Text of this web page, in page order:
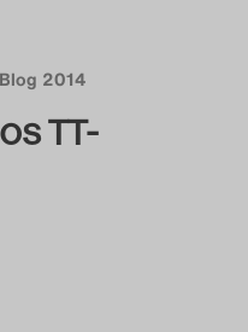
Blog
Blog
Blog
2014
TT-